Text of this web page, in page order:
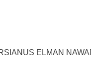
ELMAN